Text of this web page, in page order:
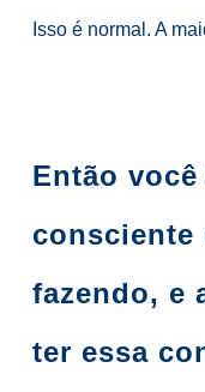
Isso é normal. A
Então
consciente
fazendo, e
ter essa